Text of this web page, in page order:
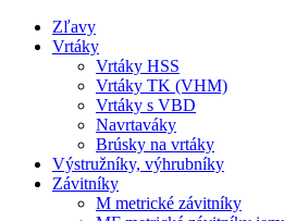
Zľavy
Vrtáky
Vrtáky HSS
Vrtáky TK (VHM)
Vrtáky s VBD
Navrtaváky
Brúsky na vrtáky
Výstružníky, výhrubníky
Závitníky
M metrické závitníky